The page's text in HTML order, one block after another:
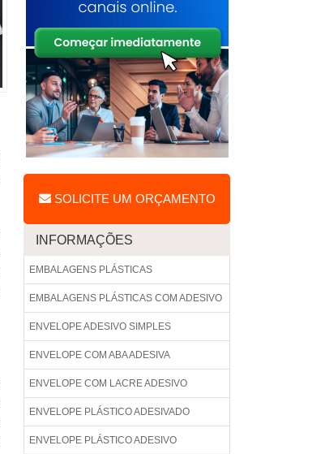
SOLICITE UM ORÇAMENTO
INFORMAÇÕES
EMBALAGENS PLÁSTICAS
EMBALAGENS PLÁSTICAS COM ADESIVO
ENVELOPE ADESIVO SIMPLES
ENVELOPE COM ABA ADESIVA
ENVELOPE COM LACRE ADESIVO
ENVELOPE PLÁSTICO ADESIVADO
ENVELOPE PLÁSTICO ADESIVO